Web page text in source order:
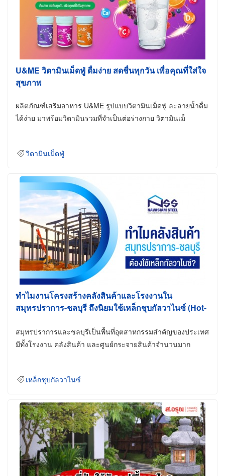
U&ME วิตามินเม็ดฟู่ ดื่มง่าย สดชื่นทุกวัน เพื่อคุณที่ใส่ใจ
สุขภาพ
ผลิตภัณฑ์เสริมอาหาร U&ME รูปแบบวิตามินเม็ดฟู่ ละลายน้ำดื่ม
ได้ง่าย มาพร้อมวิตามินรวมที่จำเป็นต่อร่างกาย วิตามินเม็
วิตามินเม็ดฟู่
ทำไมงานโครงสร้างคลังสินค้าและโรงงานใน
สมุทรปราการ-ชลบุรี ถึงนิยมใช้เหล็กชุบกัลวาไนซ์ (Hot-
สมุทรปราการและชลบุรีเป็นพื้นที่อุตสาหกรรมสำคัญของประเทศ
มีทั้งโรงงาน คลังสินค้า และศูนย์กระจายสินค้าจำนวนมาก
เหล็กชุบกัลวาไนซ์